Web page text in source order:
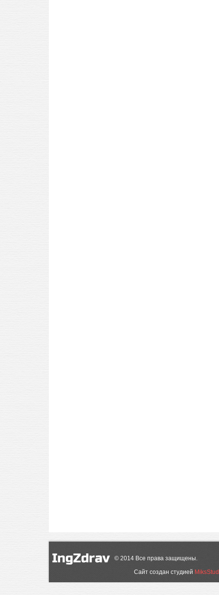
© 2014 Все права защищены.
Сайт создан студией